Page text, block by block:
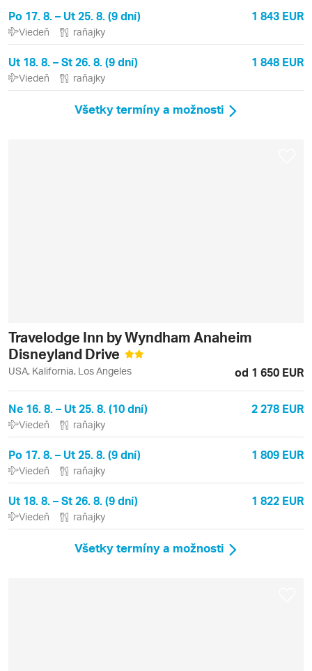
Po 17. 8. – Ut 25. 8. (9 dní) 1 843 EUR
Viedeň raňajky
Ut 18. 8. – St 26. 8. (9 dní) 1 848 EUR
Viedeň raňajky
Všetky termíny a možnosti
Travelodge Inn by Wyndham Anaheim
Disneyland Drive
USA, Kalifornia, Los Angeles od 1 650 EUR
Ne 16. 8. – Ut 25. 8. (10 dní) 2 278 EUR
Viedeň raňajky
Po 17. 8. – Ut 25. 8. (9 dní) 1 809 EUR
Viedeň raňajky
Ut 18. 8. – St 26. 8. (9 dní) 1 822 EUR
Viedeň raňajky
Všetky termíny a možnosti